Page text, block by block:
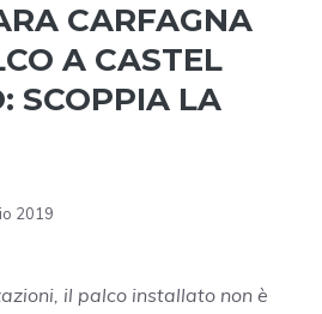
CARFAGNA
A CASTEL
SCOPPIA LA
2019
il palco installato non è